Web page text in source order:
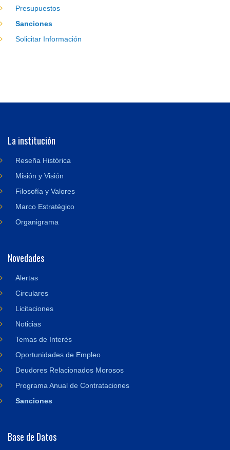
Presupuestos
Sanciones
Solicitar Información
La institución
Reseña Histórica
Misión y Visión
Filosofía y Valores
Marco Estratégico
Organigrama
Novedades
Alertas
Circulares
Licitaciones
Noticias
Temas de Interés
Oportunidades de Empleo
Deudores Relacionados Morosos
Programa Anual de Contrataciones
Sanciones
Base de Datos